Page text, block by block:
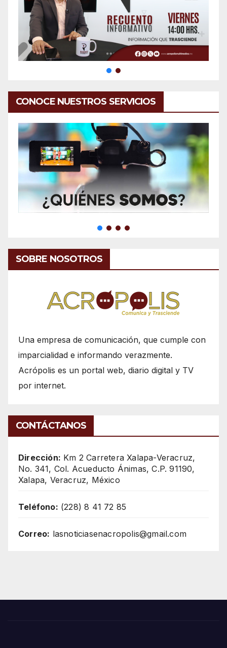
CONOCE NUESTROS SERVICIOS
SOBRE NOSOTROS
Una empresa de comunicación, que cumple con
imparcialidad e informando verazmente.
Acrópolis es un portal web, diario digital y TV
por internet.
CONTÁCTANOS
Dirección: Km 2 Carretera Xalapa-Veracruz,
No. 341, Col. Acueducto Ánimas, C.P. 91190,
Xalapa, Veracruz, México
Teléfono: (228) 8 41 72 85
Correo: lasnoticiasenacropolis@gmail.com